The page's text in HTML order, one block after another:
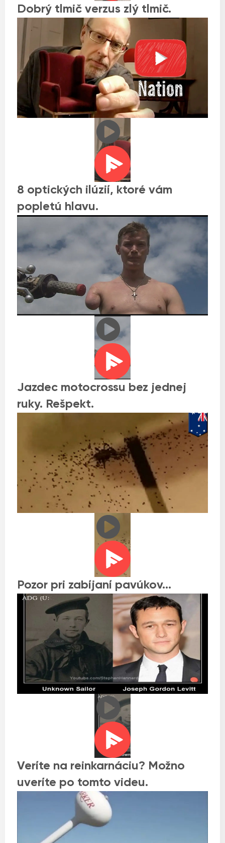
Dobrý tlmič verzus zlý tlmič.
8 optických ilúzií, ktoré vám
popletú hlavu.
Jazdec motocrossu bez jednej
ruky. Rešpekt.
Pozor pri zabíjaní pavúkov…
Veríte na reinkarnáciu? Možno
uveríte po tomto videu.